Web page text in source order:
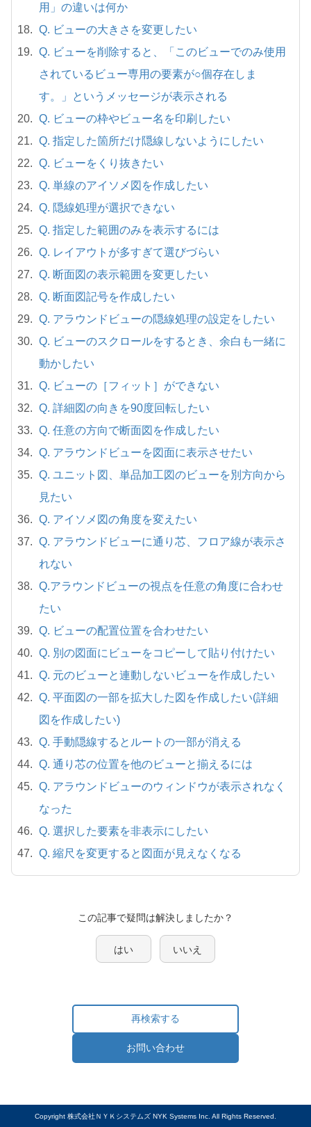
用」の違いは何か
Q. ビューの大きさを変更したい
Q. ビューを削除すると、「このビューでのみ使用
されているビュー専用の要素が○個存在しま
す。」というメッセージが表示される
Q. ビューの枠やビュー名を印刷したい
Q. 指定した箇所だけ隠線しないようにしたい
Q. ビューをくり抜きたい
Q. 単線のアイソメ図を作成したい
Q. 隠線処理が選択できない
Q. 指定した範囲のみを表示するには
Q. レイアウトが多すぎて選びづらい
Q. 断面図の表示範囲を変更したい
Q. 断面図記号を作成したい
Q. アラウンドビューの隠線処理の設定をしたい
Q. ビューのスクロールをするとき、余白も一緒に
動かしたい
Q. ビューの［フィット］ができない
Q. 詳細図の向きを90度回転したい
Q. 任意の方向で断面図を作成したい
Q. アラウンドビューを図面に表示させたい
Q. ユニット図、単品加工図のビューを別方向から
見たい
Q. アイソメ図の角度を変えたい
Q. アラウンドビューに通り芯、フロア線が表示さ
れない
Q.アラウンドビューの視点を任意の角度に合わせ
たい
Q. ビューの配置位置を合わせたい
Q. 別の図面にビューをコピーして貼り付けたい
Q. 元のビューと連動しないビューを作成したい
Q. 平面図の一部を拡大した図を作成したい(詳細
図を作成したい)
Q. 手動隠線するとルートの一部が消える
Q. 通り芯の位置を他のビューと揃えるには
Q. アラウンドビューのウィンドウが表示されなく
なった
Q. 選択した要素を非表示にしたい
Q. 縮尺を変更すると図面が見えなくなる
この記事で疑問は解決しましたか？
はい いいえ
再検索する
お問い合わせ
Copyright 株式会社ＮＹＫシステムズ NYK Systems Inc. All Rights Reserved.